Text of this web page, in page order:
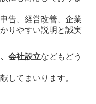
告、経営改善、企業
りやすい説明と誠実
会社設立などもどう
してまいります。